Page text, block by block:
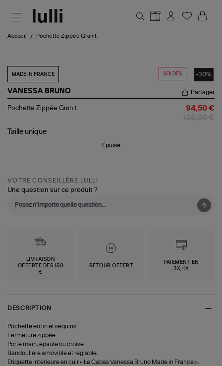
Accueil Pochette Zippée Granit
SOLDES -30%
MADE IN FRANCE
VANESSA BRUNO
Pochette
Partager
Pochette Zippée Granit 94,50 €
Taille unique
Épuisé
VOTRE CONSEILLÈRE LULLI
Une question sur ce produit ?
LIVRAISON
OFFERTE DÈS 150
€
RETOUR OFFERT
PAIEMENT EN
3X,4X
DESCRIPTION
Pochette en lin et sequins.
Fermeture zippée.
Porté main, épaule ou croisé.
Bandoulière amovible et réglable.
Etiquette intérieure en cuir « Le Cabas Vanessa Bruno Made in France ».